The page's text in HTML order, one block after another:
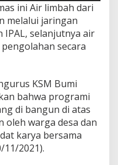
ini Air limbah dari
melalui jaringan
selanjutnya air
secara
KSM Bumi
bahwa programi
di bangun di atas
oleh warga desa dan
karya bersama
2021).